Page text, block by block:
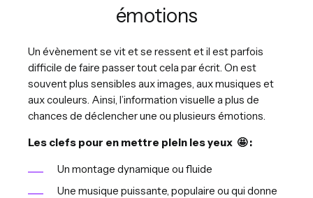
émotions
Un évènement se vit et se ressent et il est parfois
difficile de faire passer tout cela par écrit. On est
souvent plus sensibles aux images, aux musiques et
aux couleurs. Ainsi, l’information visuelle a plus de
chances de déclencher une ou plusieurs émotions.
Les clefs pour en mettre plein les yeux 🤩 :
Un montage dynamique ou fluide
Une musique puissante, populaire ou qui donne